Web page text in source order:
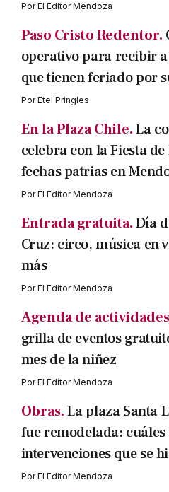
PorEl Editor Mendoza
Paso Cristo Redentor.
operativo para recibir
que tienen feriado por
PorEtel Pringles
En la Plaza Chile.La
celebra con la Fiesta
fechas patrias en
PorEl Editor Mendoza
Entrada gratuita.Día
Cruz: circo, música en
más
PorEl Editor Mendoza
Agenda de
grilla de eventos
mes de la niñez
PorEl Editor Mendoza
Obras.La plaza Santa
fue remodelada: cuáles
intervenciones que se
PorEl Editor Mendoza